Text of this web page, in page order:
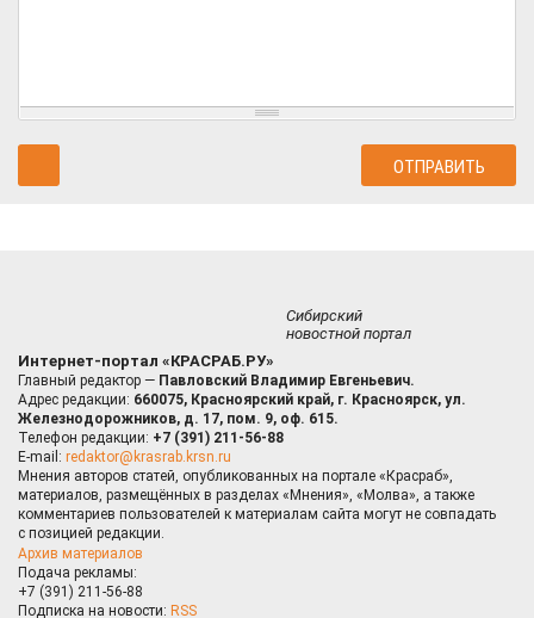
Сибирский
новостной портал
Интернет-портал «КРАСРАБ.РУ»
Главный редактор — Павловский Владимир Евгеньевич.
Адрес редакции: 660075, Красноярский край, г. Красноярск, ул.
Железнодорожников, д. 17, пом. 9, оф. 615.
Телефон редакции: +7 (391) 211-56-88
E-mail: redaktor@krasrab.krsn.ru
Мнения авторов статей, опубликованных на портале «Красраб»,
материалов, размещённых в разделах «Мнения», «Молва», а также
комментариев пользователей к материалам сайта могут не совпадать
с позицией редакции.
Архив материалов
Подача рекламы:
+7 (391) 211-56-88
Подписка на новости: RSS